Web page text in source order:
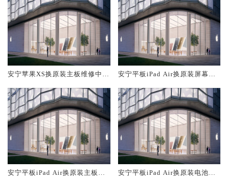
安宁苹果XS换原装主板维修中心
安宁平板iPad Air换原装屏幕服
安宁平板iPad Air换原装主板维
安宁平板iPad Air换原装电池维